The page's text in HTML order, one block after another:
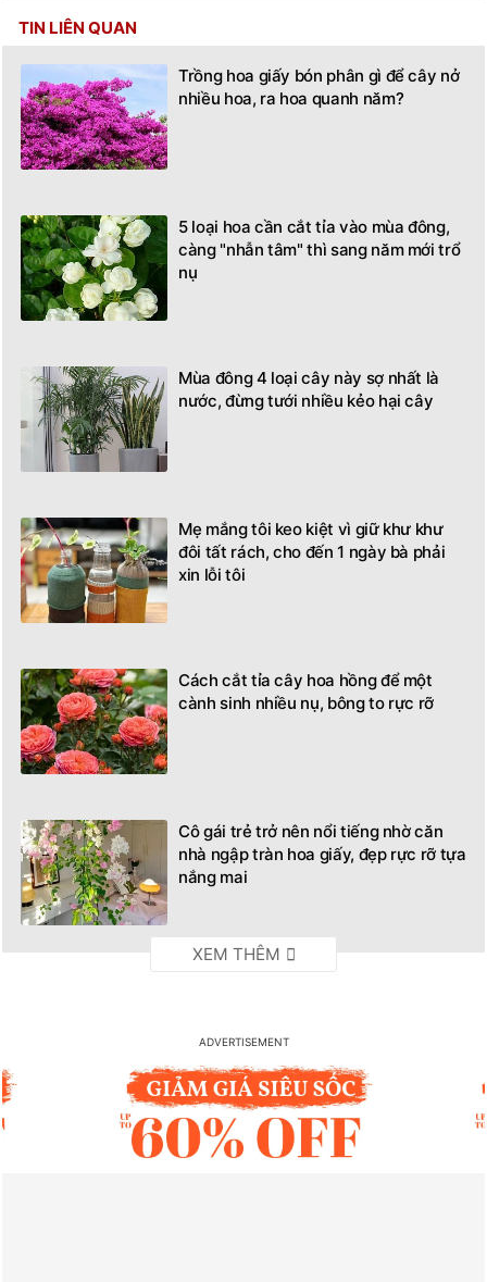
TIN LIÊN QUAN
Trồng hoa giấy bón phân gì để cây nở
nhiều hoa, ra hoa quanh năm?
5 loại hoa cần cắt tỉa vào mùa đông,
càng "nhẫn tâm" thì sang năm mới trổ
nụ
Mùa đông 4 loại cây này sợ nhất là
nước, đừng tưới nhiều kẻo hại cây
Mẹ mắng tôi keo kiệt vì giữ khư khư
đôi tất rách, cho đến 1 ngày bà phải
xin lỗi tôi
Cách cắt tỉa cây hoa hồng để một
cành sinh nhiều nụ, bông to rực rỡ
Cô gái trẻ trở nên nổi tiếng nhờ căn
nhà ngập tràn hoa giấy, đẹp rực rỡ tựa
nắng mai